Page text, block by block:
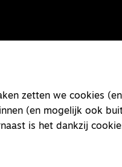
zetten we cookies
(en mogelijk ook
is het dankzij